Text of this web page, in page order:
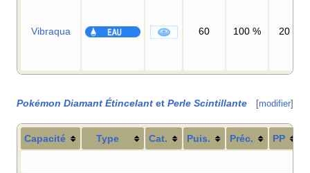
Vibraqua 60 100 % 20
Pokémon Diamant Étincelant et Perle Scintillante [modifier]
Capacité Type Cat. Puis. Préc. PP